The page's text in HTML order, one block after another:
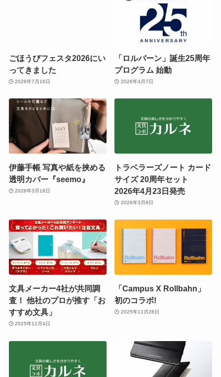
ごほうびフェスタ2026にい
ってきました
2026年7月16日
「ロルバーン」誕生25周年
プログラム 始動
2026年4月7日
伊藤手帳 写真や紙を挟める
透明カバー『seemo』
2026年3月18日
トラベラーズノート カード
サイズ 20周年セット
2026年4月23日発売
2026年3月9日
文具メーカー4社が共同調
査！ 他社のプロが推す「お
すすめ文具」
2025年12月4日
「Campus X Rollbahn」
初のコラボ!
2025年11月28日